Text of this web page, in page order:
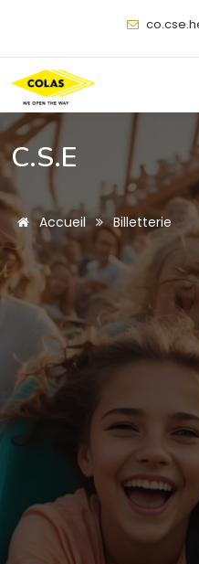
C.S.E
Accueil Billetterie